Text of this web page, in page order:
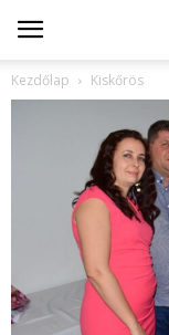
Kezdőlap Kiskőrös